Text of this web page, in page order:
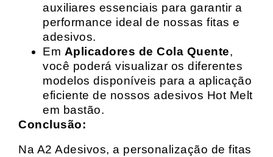
auxiliares essenciais para garantir a
performance ideal de nossas fitas e
adesivos.
Em Aplicadores de Cola Quente,
você poderá visualizar os diferentes
modelos disponíveis para a aplicação
eficiente de nossos adesivos Hot Melt
em bastão.
Conclusão:
Na A2 Adesivos, a personalização de fitas